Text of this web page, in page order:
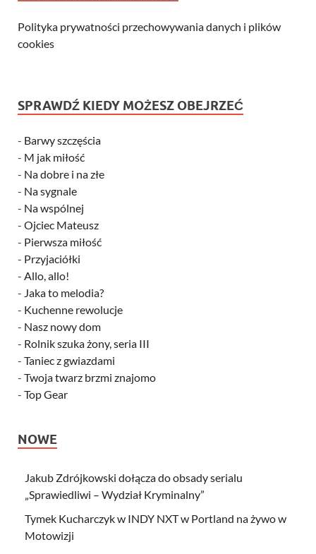
Polityka prywatności przechowywania danych i plików
cookies
SPRAWDŹ KIEDY MOŻESZ OBEJRZEĆ
- Barwy szczęścia
- M jak miłość
- Na dobre i na złe
- Na sygnale
- Na wspólnej
- Ojciec Mateusz
- Pierwsza miłość
- Przyjaciółki
- Allo, allo!
- Jaka to melodia?
- Kuchenne rewolucje
- Nasz nowy dom
- Rolnik szuka żony, seria III
- Taniec z gwiazdami
- Twoja twarz brzmi znajomo
- Top Gear
NOWE
Jakub Zdrójkowski dołącza do obsady serialu
„Sprawiedliwi – Wydział Kryminalny”
Tymek Kucharczyk w INDY NXT w Portland na żywo w
Motowizji